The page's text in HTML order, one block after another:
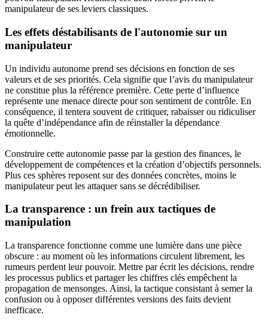
manipulateur de ses leviers classiques.
Les effets déstabilisants de l'autonomie sur un
manipulateur
Un individu autonome prend ses décisions en fonction de ses
valeurs et de ses priorités. Cela signifie que l’avis du manipulateur
ne constitue plus la référence première. Cette perte d’influence
représente une menace directe pour son sentiment de contrôle. En
conséquence, il tentera souvent de critiquer, rabaisser ou ridiculiser
la quête d’indépendance afin de réinstaller la dépendance
émotionnelle.
Construire cette autonomie passe par la gestion des finances, le
développement de compétences et la création d’objectifs personnels.
Plus ces sphères reposent sur des données concrètes, moins le
manipulateur peut les attaquer sans se décrédibiliser.
La transparence : un frein aux tactiques de
manipulation
La transparence fonctionne comme une lumière dans une pièce
obscure : au moment où les informations circulent librement, les
rumeurs perdent leur pouvoir. Mettre par écrit les décisions, rendre
les processus publics et partager les chiffres clés empêchent la
propagation de mensonges. Ainsi, la tactique consistant à semer la
confusion ou à opposer différentes versions des faits devient
inefficace.